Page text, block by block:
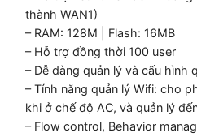
thành WAN1)
– RAM: 128M | Flash: 16MB
– Hỗ trợ đồng thời 100 user
– Dễ dàng quản lý và cấu hình
– Tính năng quản lý Wifi: cho
khi ở chế độ AC, và quản lý
– Flow control, Behavior